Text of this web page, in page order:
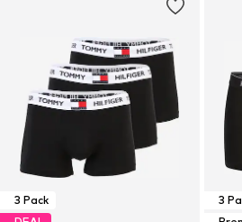
3 Pack
3